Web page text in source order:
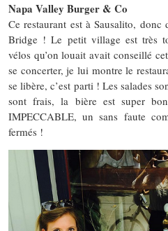
Napa Valley Burger & Co
Ce restaurant est à Sausalito,
Bridge ! Le petit village est très
vélos qu’on louait avait conseillé
se concerter, je lui montre le
se libère, c’est parti ! Les salades
sont frais, la bière est super
IMPECCABLE, un sans faute
fermés !